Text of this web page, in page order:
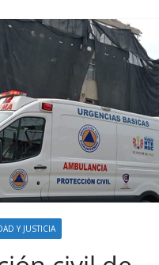
Y JUSTICIA